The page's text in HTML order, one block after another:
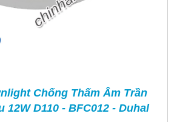
Chống Thấm Âm Trần
12W D110 - BFC012 - Duhal